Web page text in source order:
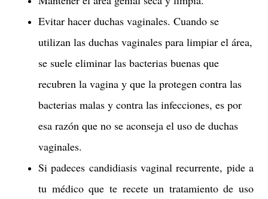
Evitar hacer duchas vaginales. Cuando se
utilizan las duchas vaginales para limpiar el área,
se suele eliminar las bacterias buenas que
recubren la vagina y que la protegen contra las
bacterias malas y contra las infecciones, es por
esa razón que no se aconseja el uso de duchas
vaginales.
Si padeces candidiasis vaginal recurrente, pide a
tu médico que te recete un tratamiento de uso